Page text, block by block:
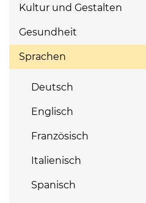
Kultur und Gestalten
Gesundheit
Sprachen
Deutsch
Englisch
Französisch
Italienisch
Spanisch